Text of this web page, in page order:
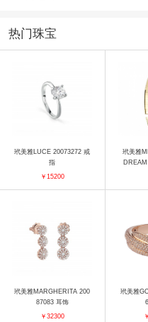
热门珠宝
玳美雅LUCE 20073272 戒
指
￥15200
玳美雅
玳美雅MARGHERITA 200
87083 耳饰
￥32300
玳美雅